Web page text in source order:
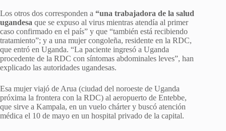
Los otros dos corresponden a “una trabajadora de la salud
ugandesa que se expuso al virus mientras atendía al primer
caso confirmado en el país” y que “también está recibiendo
tratamiento”; y a una mujer congoleña, residente en la RDC,
que entró en Uganda. “La paciente ingresó a Uganda
procedente de la RDC con síntomas abdominales leves”, han
explicado las autoridades ugandesas.
Esa mujer viajó de Arua (ciudad del noroeste de Uganda
próxima la frontera con la RDC) al aeropuerto de Entebbe,
que sirve a Kampala, en un vuelo chárter y buscó atención
médica el 10 de mayo en un hospital privado de la capital.